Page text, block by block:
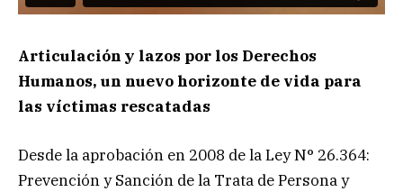
Articulación y lazos por los Derechos
Humanos, un nuevo horizonte de vida para
las víctimas rescatadas
Desde la aprobación en 2008 de la Ley N° 26.364:
Prevención y Sanción de la Trata de Persona y